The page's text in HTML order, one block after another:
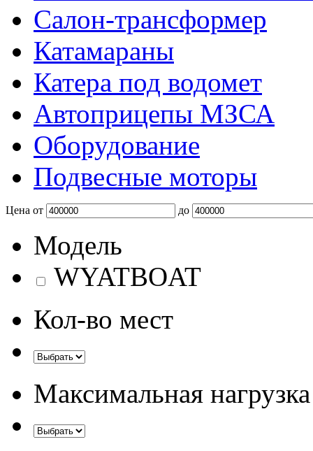
Салон-трансформер
Катамараны
Катера под водомет
Автоприцепы МЗСА
Оборудование
Подвесные моторы
Цена от до
Модель
WYATBOAT
Кол-во мест
Максимальная нагрузка